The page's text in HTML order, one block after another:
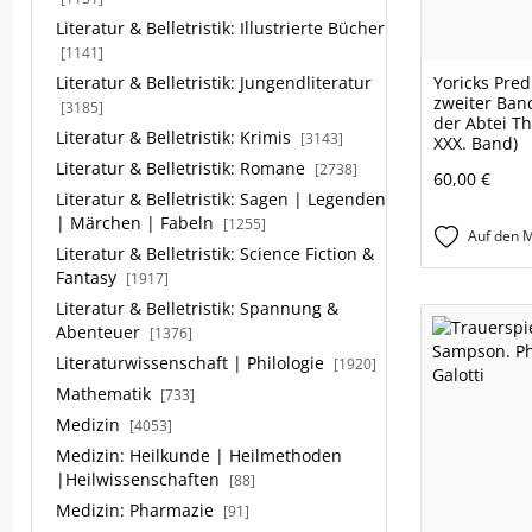
Literatur & Belletristik: Illustrierte Bücher
[1141]
Literatur & Belletristik: Jungendliteratur
[3185]
Literatur & Belletristik: Krimis [3143]
Literatur & Belletristik: Romane [2738]
Literatur & Belletristik: Sagen | Legenden
| Märchen | Fabeln
[1255]
Literatur & Belletristik: Science Fiction &
Fantasy [1917]
Literatur & Belletristik: Spannung &
Abenteuer [1376]
Literaturwissenschaft | Philologie [1920]
Mathematik [733]
Medizin [4053]
Medizin: Heilkunde | Heilmethoden
|Heilwissenschaften
[88]
Medizin: Pharmazie [91]
Yoricks
zweiter
der Abtei
XXX. Band)
60,00 €
Auf den